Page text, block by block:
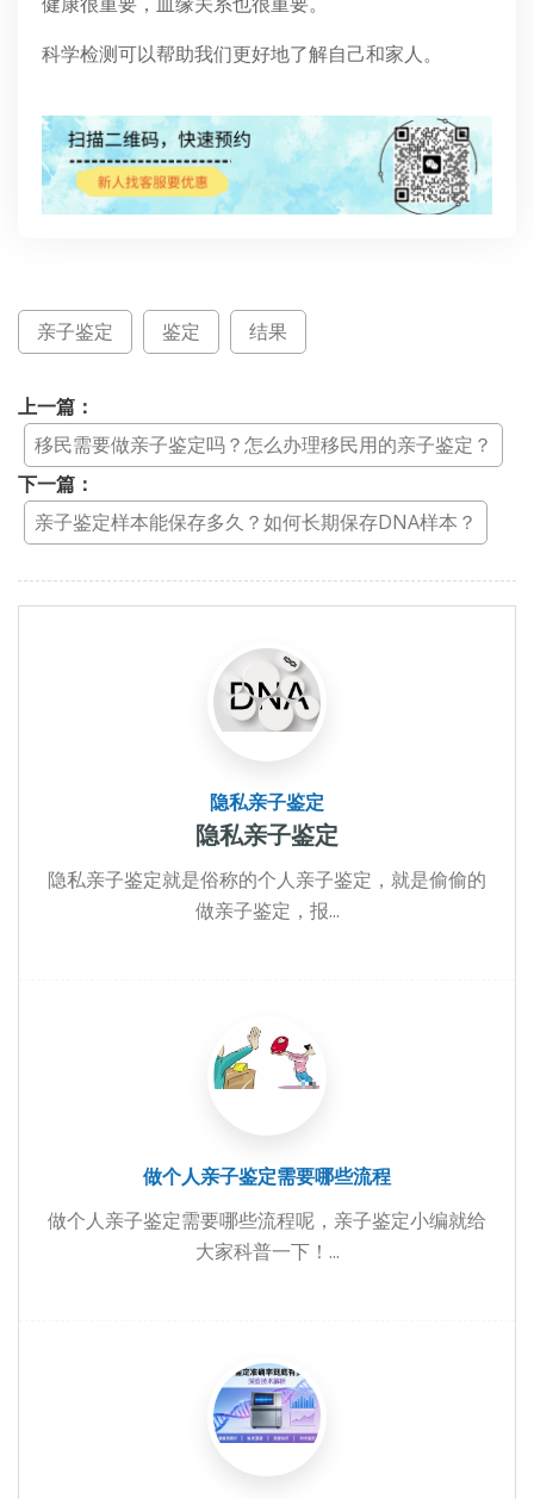
健康很重要，血缘关系也很重要。
科学检测可以帮助我们更好地了解自己和家人。
亲子鉴定 鉴定 结果
上一篇：
移民需要做亲子鉴定吗？怎么办理移民用的亲子鉴定？
下一篇：
亲子鉴定样本能保存多久？如何长期保存DNA样本？
隐私亲子鉴定
隐私亲子鉴定
隐私亲子鉴定就是俗称的个人亲子鉴定，就是偷偷的
做亲子鉴定，报...
做个人亲子鉴定需要哪些流程
做个人亲子鉴定需要哪些流程呢，亲子鉴定小编就给
大家科普一下！...